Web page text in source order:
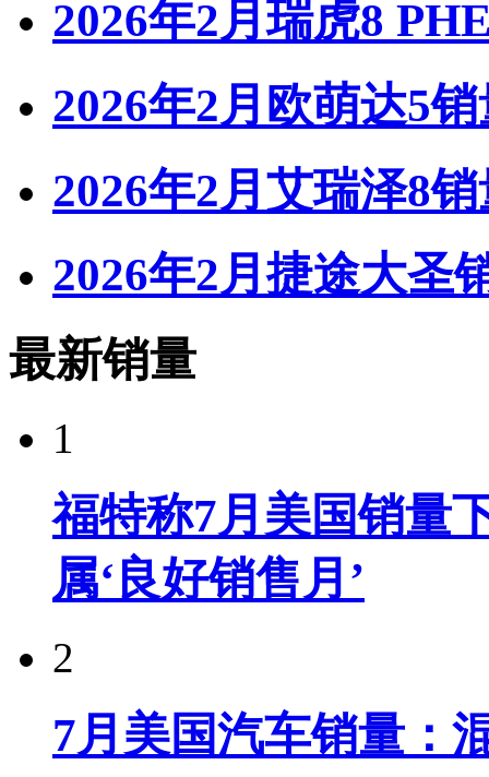
2026年2月瑞虎8
2026年2月欧萌达5
2026年2月艾瑞泽8
2026年2月捷途大圣
最新销量
1
福特称7月美国销量
属‘良好销售月’
2
7月美国汽车销量：